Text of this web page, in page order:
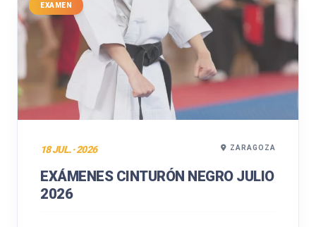
EXAMEN
18 JUL. · 2026 ZARAGOZA
EXÁMENES CINTURÓN NEGRO JULIO
2026